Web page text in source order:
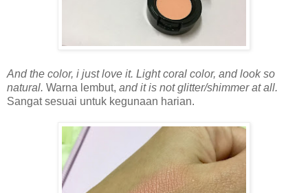
And the color, i just love it. Light coral color, and look so
natural. Warna lembut, and it is not glitter/shimmer at all.
Sangat sesuai untuk kegunaan harian.